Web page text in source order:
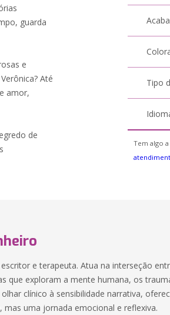
guarda
e
Até
amor,
de
Tipo
Tem algo
escritor e terapeuta. Atua na interseção
que exploram a mente humana, os
clínico à sensibilidade narrativa,
mas uma jornada emocional e reflexiva.